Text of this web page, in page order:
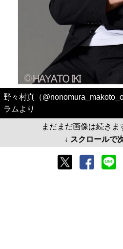
野々村真（
ラムより
まだまだ画像は続きま
↓ スクロールで